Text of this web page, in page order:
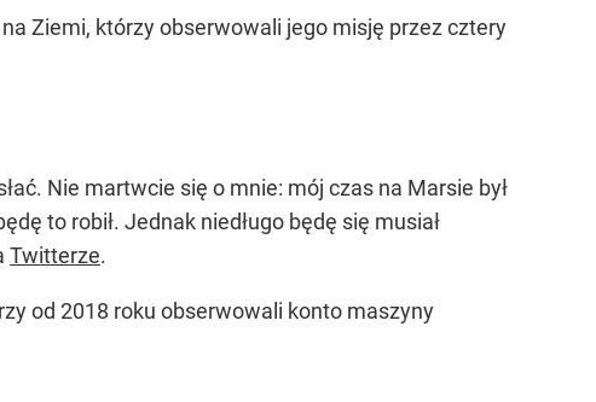
Ziemi, którzy obserwowali jego misję przez cztery
Nie martwcie się o mnie: mój czas na Marsie był
to robił. Jednak niedługo będę się musiał
Twitterze.
od 2018 roku obserwowali konto maszyny